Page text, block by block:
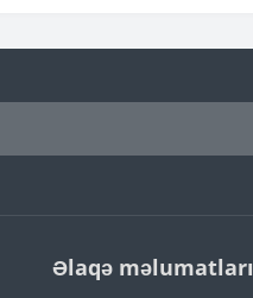
Əlaqə məlumatları